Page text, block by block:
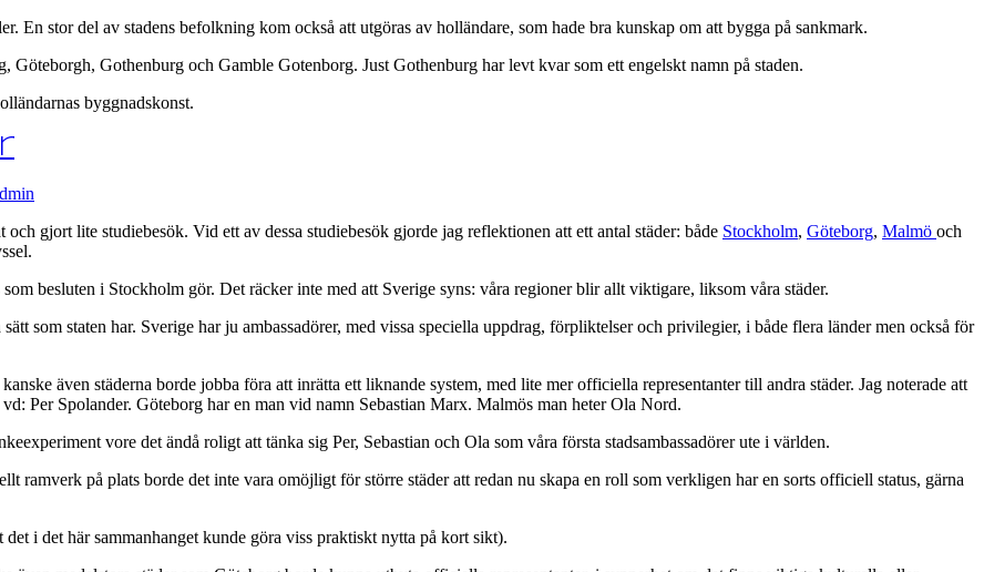
En stor del av stadens befolkning kom också att utgöras av holländare, som hade bra kunskap om att bygga på sankmark.
Gothenburg och Gamble Gotenborg. Just Gothenburg har levt kvar som ett engelskt namn på staden.
byggnadskonst.
gjort lite studiebesök. Vid ett av dessa studiebesök gjorde jag reflektionen att ett antal städer: både Stockholm, Göteborg, Malmö och
besluten i Stockholm gör. Det räcker inte med att Sverige syns: våra regioner blir allt viktigare, liksom våra städer.
som staten har. Sverige har ju ambassadörer, med vissa speciella uppdrag, förpliktelser och privilegier, i både flera länder men också för
även städerna borde jobba föra att inrätta ett liknande system, med lite mer officiella representanter till andra städer. Jag noterade att
Per Spolander. Göteborg har en man vid namn Sebastian Marx. Malmös man heter Ola Nord.
vore det ändå roligt att tänka sig Per, Sebastian och Ola som våra första stadsambassadörer ute i världen.
ramverk på plats borde det inte vara omöjligt för större städer att redan nu skapa en roll som verkligen har en sorts officiell status, gärna
i det här sammanhanget kunde göra viss praktiskt nytta på kort sikt).